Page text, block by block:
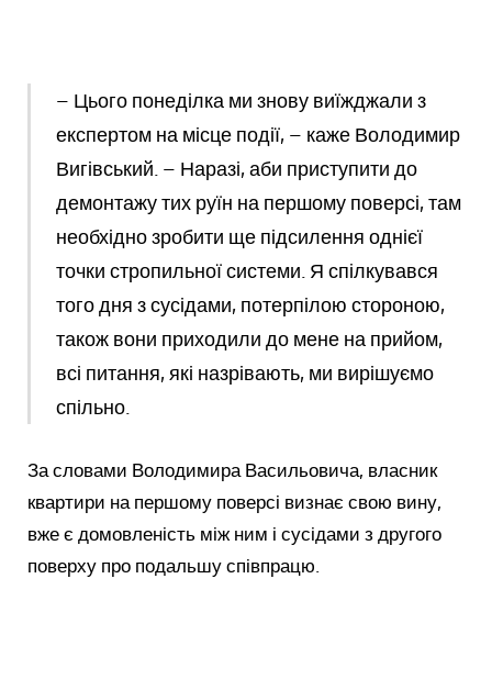
– Цього понеділка ми знову виїжджали з
експертом на місце події, – каже Володимир
Вигівський. – Наразі, аби приступити до
демонтажу тих руїн на першому поверсі, там
необхідно зробити ще підсилення однієї
точки стропильної системи. Я спілкувався
того дня з сусідами, потерпілою стороною,
також вони приходили до мене на прийом,
всі питання, які назрівають, ми вирішуємо
спільно.
За словами Володимира Васильовича, власник
квартири на першому поверсі визнає свою вину,
вже є домовленість між ним і сусідами з другого
поверху про подальшу співпрацю.